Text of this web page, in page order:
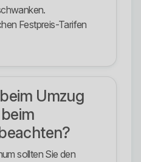
Festpreis-Tarifen
Umzug
sollten Sie den